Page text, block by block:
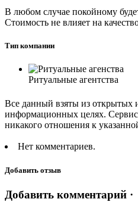
В любом случае покойному
Стоимость не влияет на
Тип компании
Ритуальные агентства
Все данный взяты из открытых
информационных целях.
никакого отношения к
Нет комментариев.
Добавить отзыв
Добавить комментарий ·